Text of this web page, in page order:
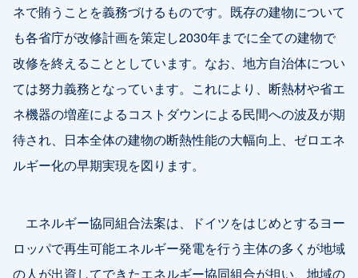
ネで賄うことを義務づけるものです。既存の建物について
も各省庁が改修計画を策定し2030年までに全ての建物で
改修を終えることとしています。なお、地方自治体につい
ては努力義務となっています。これにより、断熱材や省エ
ネ機器の増産によるコストダウンによる民間への波及が期
待され、日本全体の建物の断熱性能の大幅向上、ゼロエネ
ルギー化の早期実現を図ります。
エネルギー協同組合法案は、ドイツをはじめとするヨー
ロッパで再生可能エネルギー発電を行う主体の多くが地域
の人が出資してできたエネルギー協同組合が担い、地域の